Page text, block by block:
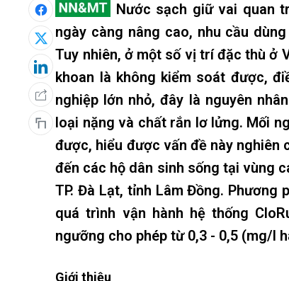
Nước sạch giữ vai quan
ngày càng nâng cao, nhu cầu
Tuy nhiên, ở một số vị trí đặc thù ở
khoan là không kiểm soát được,
nghiệp lớn nhỏ, đây là nguyên
loại nặng và chất rắn lơ lửng. Mối
được, hiểu được vấn đề này nghiên
đến các hộ dân sinh sống tại vùng
TP. Đà Lạt, tỉnh Lâm Đồng.
quá trình vận hành hệ thống
ngưỡng cho phép từ 0,3 - 0,5 (mg/l
Giới thiệu